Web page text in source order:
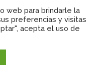
lista en un par
web para brindarle la
preferencias y visitas
acepta el uso de